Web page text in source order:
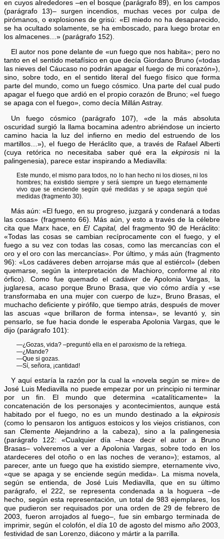
en cuyos alrededores –en el bosque (parágrafo 89), en los campos
(parágrafo 13)– surgen incendios, muchas veces por culpa de
pirómanos, o explosiones de grisú: «El miedo no ha desaparecido,
se ha ocultado solamente, se ha emboscado, para luego brotar en
los almacenes…» (parágrafo 152).
El autor nos pone delante de «un fuego que nos habita»; pero no
tanto en el sentido metafísico en que decía Giordano Bruno («todas
las nieves del Cáucaso no podrán apagar el fuego de mi corazón»),
sino, sobre todo, en el sentido literal del fuego físico que forma
parte del mundo, como un fuego cósmico. Una parte del cual pudo
apagar el fuego que ardió en el propio corazón de Bruno; «el fuego
se apaga con el fuego», como decía Millán Astray.
Un fuego cósmico (parágrafo 107), «de la más absoluta
oscuridad surgió la llama bocamina adentro abriéndose un incierto
camino hacia la luz del infierno en medio del estruendo de los
martillos…»), el fuego de Heráclito que, a través de Rafael Alberti
(cuya retórica no necesitaba saber qué era laekpirosis ni la
palingenesia), parece estar inspirando a Mediavilla:
Este mundo, el mismo para todos, no lo han hecho ni los dioses, ni los
hombres; ha existido siempre y será siempre un fuego eternamente
vivo que se enciende según qué medidas y se apaga según qué
medidas (fragmento 30).
Más aún: «El fuego, en su progreso, juzgará y condenará a todas
las cosas» (fragmento 66). Más aún, y esto a través de la célebre
cita que Marx hace, enEl Capital, del fragmento 90 de Heráclito:
«Todas las cosas se cambian recíprocamente con el fuego, y el
fuego a su vez con todas las cosas, como las mercancías con el
oro y el oro con las mercancías». Por último, y más aún (fragmento
96): «Los cadáveres deben arrojarse más que al estiércol» (deben
quemarse, según la interpretación de Machioro, conforme al rito
órfico). Como fue quemado el cadáver de Apolonia Vargas, la
juglaresa, acaso porque Bruno Brasa, que vio cómo ardía y «se
transformaba en una mujer con cuerpo de luz», Bruno Brasas, el
muchacho deficiente y pirófilo, que tiempo atrás, después de mover
las ascuas «que brillaron de forma intensa», se levantó y, sin
pensarlo, se fue hacia donde le esperaba Apolonia Vargas, que le
dijo (parágrafo 101):
—¿Gozas, vida? –preguntó ella en el paroxismo de la refriega.
—¿Mande?
—Que si gozas.
—Sí, señora, ¡cantidad!
Y aquí estaría la razón por la cual la «novela según se mire» de
José Luis Mediavilla no puede empezar por un principio ni terminar
por un fin. El mundo que determina «catalíticamente» la
concatenación de los personajes y acontecimientos, aunque está
habitado por el fuego, no es un mundo destinado a la ekpirosis
(como lo pensaron los antiguos estoicos y los viejos cristianos, con
san Clemente Alejandrino a la cabeza), sino a la palingenesia
(parágrafo 122: «Cualquier día –hace decir el autor a Bruno
Brasas– volveremos a ver a Apolonia Vargas, sobre todo en los
atardeceres del otoño o en las noches de verano»); estamos, al
parecer, ante un fuego que ha existido siempre, eternamente vivo,
«que se apaga y se enciende según medida». La misma novela,
según se entienda, de José Luis Mediavilla, que en su último
parágrafo, el 222, se representa condenada a la hoguera –de
hecho, según esta representación, un total de 983 ejemplares, los
que pudieron ser requisados por una orden de 29 de febrero de
2003, fueron arrojados al fuego–, fue sin embargo terminada de
imprimir, según el colofón, el día 10 de agosto del mismo año 2003,
festividad de san Lorenzo, diácono y mártir a la parrilla.